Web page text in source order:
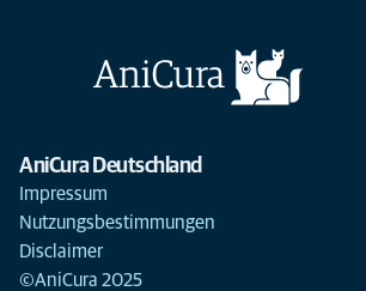
AniCura Deutschland
Impressum
Nutzungsbestimmungen
Disclaimer
©AniCura 2025